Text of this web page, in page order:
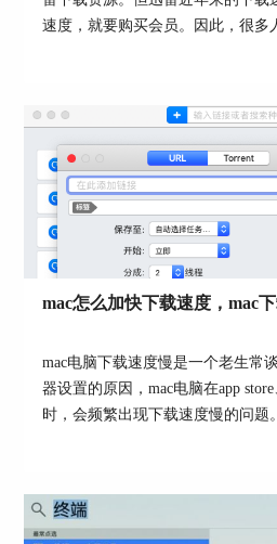
图3：
3. Vuze
Vuze支持磁力与bt种子下载
接下载。因此Vuze是一款专
下载软件应该提供更多资源
在bt下载方面，Vuze拥有强
让大家可以体验到更流畅、
速度，就要购买会员。因此，很多
下载速度快的软件。本文会给大家
需求的小伙伴可以关注起来。...
mac怎么加快下载速度，mac
mac电脑下载速度慢是一个老生常
器设置的原因，mac电脑在app
时，会频繁出现下载速度慢的问题
载速度？mac下载器推荐有哪些？